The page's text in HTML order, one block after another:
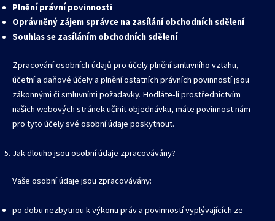
Plnění právní povinnosti
Oprávněný zájem správce na zasílání obchodních sdělení
Souhlas se zasíláním obchodních sdělení
Zpracování osobních údajů pro účely plnění smluvního vztahu,
účetní a daňové účely a plnění ostatních právních povinností jsou
zákonnými či smluvními požadavky. Hodláte-li prostřednictvím
našich webových stránek učinit objednávku, máte povinnost nám
pro tyto účely své osobní údaje poskytnout.
Jak dlouho jsou osobní údaje zpracovávány?
Vaše osobní údaje jsou zpracovávány:
po dobu nezbytnou k výkonu práv a povinností vyplývajících ze